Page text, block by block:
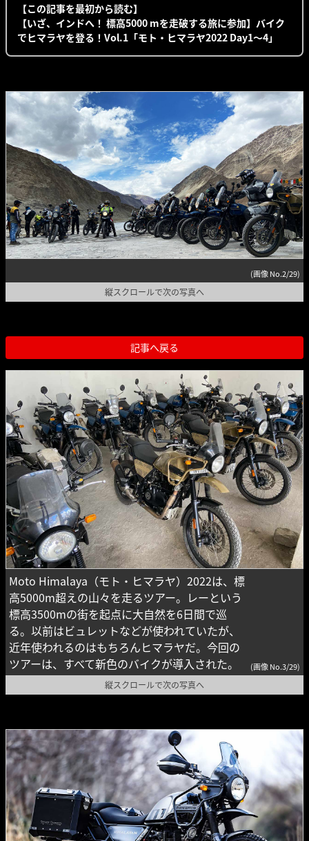
【この記事を最初から読む】
【いざ、インドへ！ 標高5000 mを走破する旅に参加】バイク
でヒマラヤを登る！Vol.1「モト・ヒマラヤ2022 Day1〜4」
(画像 No.2/29)
縦スクロールで次の写真へ
記事へ戻る
Moto Himalaya（モト・ヒマラヤ）2022は、標
高5000m超えの山々を走るツアー。レーという
標高3500mの街を起点に大自然を6日間で巡
る。以前はビュレットなどが使われていたが、
近年使われるのはもちろんヒマラヤだ。今回の
ツアーは、すべて新色のバイクが導入された。
(画像 No.3/29)
縦スクロールで次の写真へ